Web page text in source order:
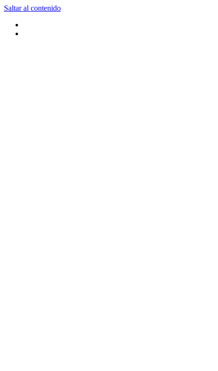
Saltar al contenido